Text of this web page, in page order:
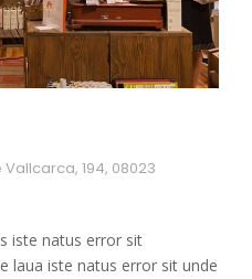
194, 08023
iste natus error sit
laua iste natus error sit unde